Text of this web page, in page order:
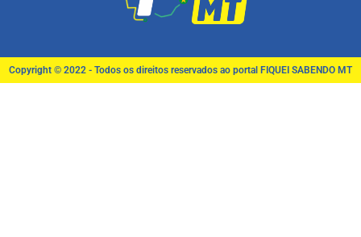
Copyright © 2022 - Todos os direitos reservados ao portal FIQUEI SABENDO MT